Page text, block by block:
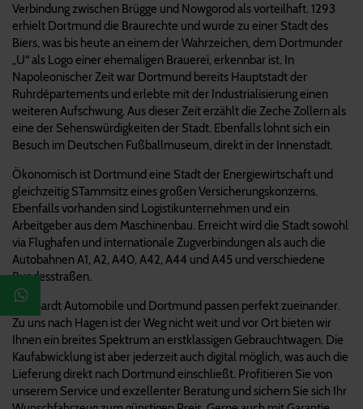
Verbindung zwischen Brügge und Nowgorod als vorteilhaft. 1293
erhielt Dortmund die Braurechte und wurde zu einer Stadt des
Biers, was bis heute an einem der Wahrzeichen, dem Dortmunder
„U“ als Logo einer ehemaligen Brauerei, erkennbar ist. In
Napoleonischer Zeit war Dortmund bereits Hauptstadt der
Ruhrdépartements und erlebte mit der Industrialisierung einen
weiteren Aufschwung. Aus dieser Zeit erzählt die Zeche Zollern als
eine der Sehenswürdigkeiten der Stadt. Ebenfalls lohnt sich ein
Besuch im Deutschen Fußballmuseum, direkt in der Innenstadt.
Ökonomisch ist Dortmund eine Stadt der Energiewirtschaft und
gleichzeitig STammsitz eines großen Versicherungskonzerns.
Ebenfalls vorhanden sind Logistikunternehmen und ein
Arbeitgeber aus dem Maschinenbau. Erreicht wird die Stadt sowohl
via Flughafen und internationale Zugverbindungen als auch die
Autobahnen A1, A2, A40, A42, A44 und A45 und verschiedene
Bundesstraßen.
Reinhardt Automobile und Dortmund passen perfekt zueinander.
Zu uns nach Hagen ist der Weg nicht weit und vor Ort bieten wir
Ihnen ein breites Spektrum an erstklassigen Gebrauchtwagen. Die
Kaufabwicklung ist aber jederzeit auch digital möglich, was auch die
Lieferung direkt nach Dortmund einschließt. Profitieren Sie von
unserem Service und exzellenter Beratung und sichern Sie sich Ihr